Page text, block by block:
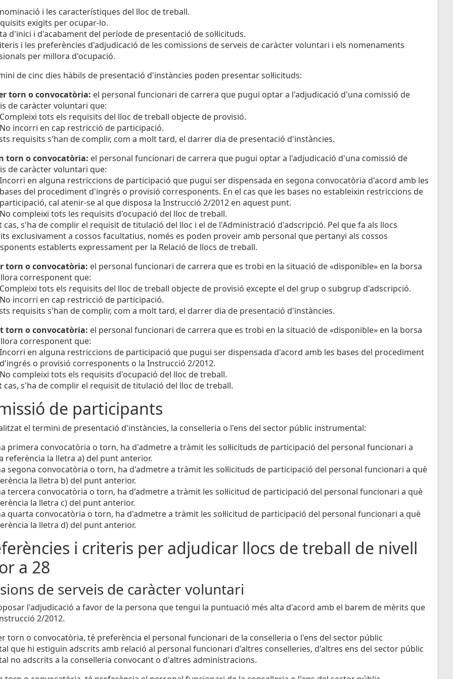
i les característiques del lloc de treball.
exigits per ocupar-lo.
d'inici i d'acabament del període de presentació de sol·licituds.
i les preferències d'adjudicació de les comissions de serveis de caràcter voluntari i els nomenaments
per millora d'ocupació.
de cinc dies hàbils de presentació d'instàncies poden presentar sol·licituds:
torn o convocatòria: el personal funcionari de carrera que pugui optar a l'adjudicació d'una comissió de
de caràcter voluntari que:
Compleixi tots els requisits del lloc de treball objecte de provisió.
No incorri en cap restricció de participació.
requisits s'han de complir, com a molt tard, el darrer dia de presentació d'instàncies.
torn o convocatòria: el personal funcionari de carrera que pugui optar a l'adjudicació d'una comissió de
de caràcter voluntari que:
Incorri en alguna restriccions de participació que pugui ser dispensada en segona convocatòria d'acord amb les
bases del procediment d'ingrés o provisió corresponents. En el cas que les bases no estableixin restriccions de
participació, cal atenir-se al que disposa la Instrucció 2/2012 en aquest punt.
No compleixi tots les requisits d'ocupació del lloc de treball.
cas, s'ha de complir el requisit de titulació del lloc i el de l'Administració d'adscripció. Pel que fa als llocs
exclusivament a cossos facultatius, només es poden proveir amb personal que pertanyi als cossos
establerts expressament per la Relació de llocs de treball.
torn o convocatòria: el personal funcionari de carrera que es trobi en la situació de «disponible» en la borsa
corresponent que:
Compleixi tots els requisits del lloc de treball objecte de provisió excepte el del grup o subgrup d'adscripció.
No incorri en cap restricció de participació.
requisits s'han de complir, com a molt tard, el darrer dia de presentació d'instàncies.
torn o convocatòria: el personal funcionari de carrera que es trobi en la situació de «disponible» en la borsa
corresponent que:
Incorri en alguna restriccions de participació que pugui ser dispensada d'acord amb les bases del procediment
d'ingrés o provisió corresponents o la Instrucció 2/2012.
No compleixi tots els requisits d'ocupació del lloc de treball.
cas, s'ha de complir el requisit de titulació del lloc de treball.
de participants
el termini de presentació d'instàncies, la conselleria o l'ens del sector públic instrumental:
primera convocatòria o torn, ha d'admetre a tràmit les sol·licituds de participació del personal funcionari a
referència la lletra a) del punt anterior.
segona convocatòria o torn, ha d'admetre a tràmit les sol·licituds de participació del personal funcionari a què
la lletra b) del punt anterior.
tercera convocatòria o torn, ha d'admetre a tràmit les sol·licitud de participació del personal funcionari a què
la lletra c) del punt anterior.
quarta convocatòria o torn, ha d'admetre a tràmit les sol·licitud de participació del personal funcionari a què
la lletra d) del punt anterior.
i criteris per adjudicar llocs de treball de nivell
a 28
de serveis de caràcter voluntari
l'adjudicació a favor de la persona que tengui la puntuació més alta d'acord amb el barem de mèrits que
2/2012.
torn o convocatòria, té preferència el personal funcionari de la conselleria o l'ens del sector públic
que hi estiguin adscrits amb relació al personal funcionari d'altres conselleries, d'altres ens del sector públic
no adscrits a la conselleria convocant o d'altres administracions.